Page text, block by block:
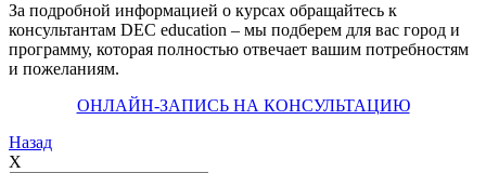
За подробной информацией о курсах обращайтесь к
консультантам DEC education – мы подберем для вас город и
программу, которая полностью отвечает вашим потребностям
и пожеланиям.
ОНЛАЙН-ЗАПИСЬ НА КОНСУЛЬТАЦИЮ
Назад
X